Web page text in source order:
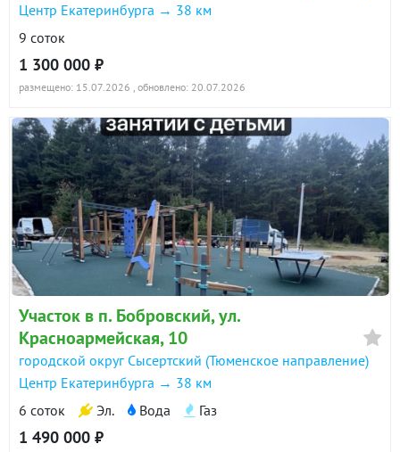
Центр Екатеринбурга → 38 км
9 соток
1 300 000 ₽
размещено: 15.07.2026 , обновлено: 20.07.2026
Участок в п. Бобровский, ул.
Красноармейская, 10
городской округ Сысертский (Тюменское направление)
Центр Екатеринбурга → 38 км
6 соток
Эл. Вода Газ
1 490 000 ₽